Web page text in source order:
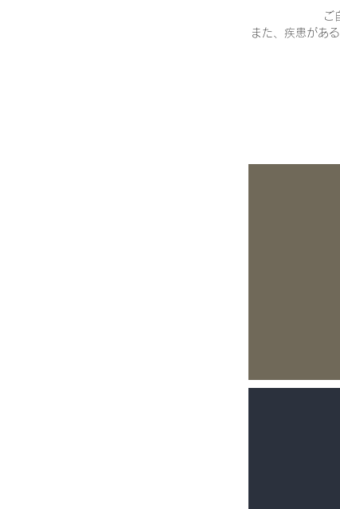
ご
また、疾患があ